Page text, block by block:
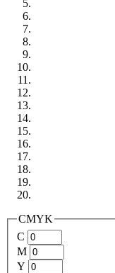
CMYK
C
M
Y